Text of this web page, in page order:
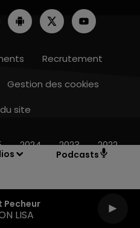
Podcasts
Pecheur
LISA
Recrutement
Gestion des cookies
site
2024 2023 2022